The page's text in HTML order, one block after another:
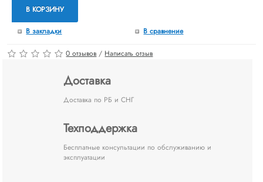
В КОРЗИНУ
В закладки В сравнение
0 отзывов / Написать отзыв
Доставка
Доставка по РБ и СНГ
Техподдержка
Бесплатные консультации по обслуживанию и
эксплуатации